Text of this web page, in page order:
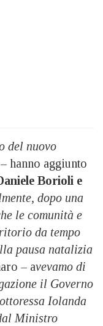
del nuovo
– hanno aggiunto
Borioli e
dopo una
le comunità e
da tempo
pausa natalizia
– avevamo di
il Governo
Iolanda
Ministro